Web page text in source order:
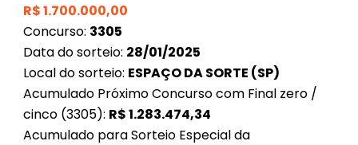
R$1.700.000,00
Concurso: 3305
Data do sorteio: 28/01/2025
Local do sorteio: ESPAÇO DA SORTE (SP)
Acumulado Próximo Concurso com Final zero /
cinco (3305): R$1.283.474,34
Acumulado para Sorteio Especial da